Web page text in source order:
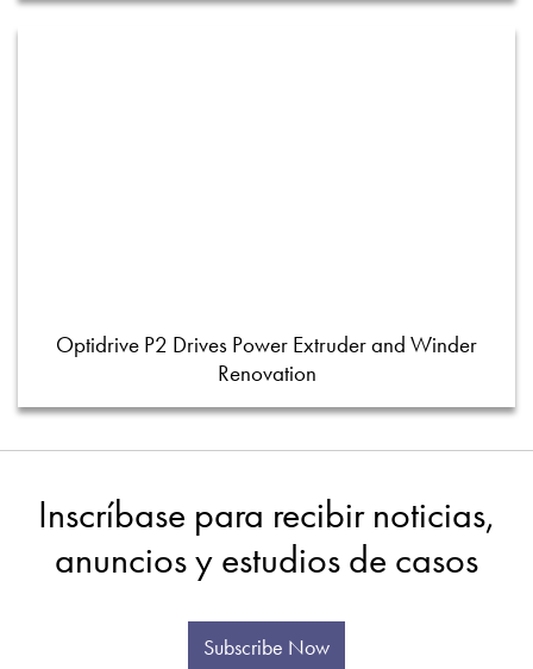
Optidrive P2 Drives Power Extruder and Winder
Renovation
Inscríbase para recibir noticias,
anuncios y estudios de casos
Subscribe Now